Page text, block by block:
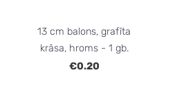
13 cm balons, grafīta
krāsa, hroms - 1 gb.
€0.20